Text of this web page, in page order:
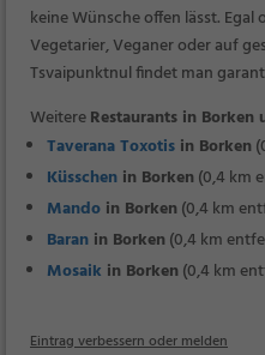
keine Wünsche offen lässt. Egal
Vegetarier, Veganer oder auf
Tsvaipunktnul findet man
WeitereRestaurants in Borken
Taverana Toxotis in Borken
Küsschen in Borken (0,4 km
Mando in Borken (0,4 km
Baran in Borken (0,4 km
Mosaik in Borken (0,4 km
Eintrag verbessern oder melden